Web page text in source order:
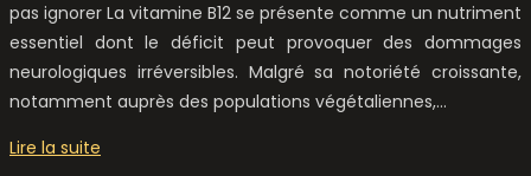
pas ignorer La vitamine B12 se présente comme un nutriment
essentiel dont le déficit peut provoquer des dommages
neurologiques irréversibles. Malgré sa notoriété croissante,
notamment auprès des populations végétaliennes,…
Lire la suite